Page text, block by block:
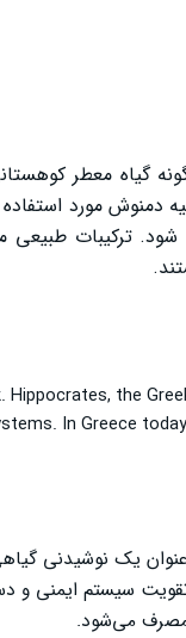
کنند؟
گیاه معطر
مورد استفاده
ترکیبات طبیعی
the
In Greece
یک نوشیدنی
سیستم ایمنی و
مصرف می‌شود.